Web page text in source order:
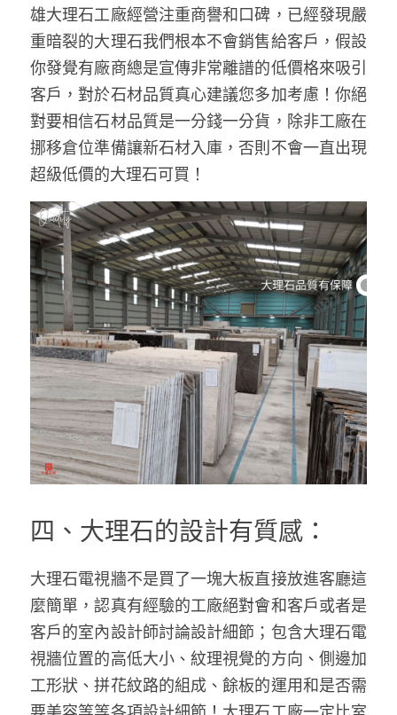
雄大理石工廠經營注重商譽和口碑，已經發現嚴
重暗裂的大理石我們根本不會銷售給客戶，假設
你發覺有廠商總是宣傳非常離譜的低價格來吸引
客戶，對於石材品質真心建議您多加考慮！你絕
對要相信石材品質是一分錢一分貨，除非工廠在
挪移倉位準備讓新石材入庫，否則不會一直出現
超級低價的大理石可買！
四、大理石的設計有質感：
大理石電視牆不是買了一塊大板直接放進客廳這
麼簡單，認真有經驗的工廠絕對會和客戶或者是
客戶的室內設計師討論設計細節；包含大理石電
視牆位置的高低大小、紋理視覺的方向、側邊加
工形狀、拼花紋路的組成、餘板的運用和是否需